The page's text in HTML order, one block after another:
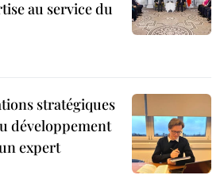
au service du
stratégiques
développement
expert